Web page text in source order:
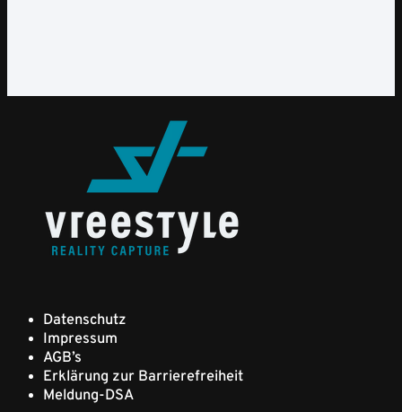
Datenschutz
Impressum
AGB’s
Erklärung zur Barrierefreiheit
Meldung-DSA